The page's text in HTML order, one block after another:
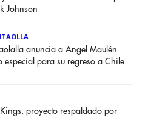
Johnson
anuncia a Angel Maulén
especial para su regreso a Chile
proyecto respaldado por